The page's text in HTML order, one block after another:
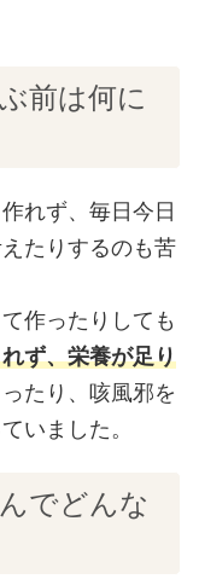
前は何に
れず、毎日今日
たりするのも苦
作ったりしても
ず、栄養が足り
たり、咳風邪を
いました。
でどんな